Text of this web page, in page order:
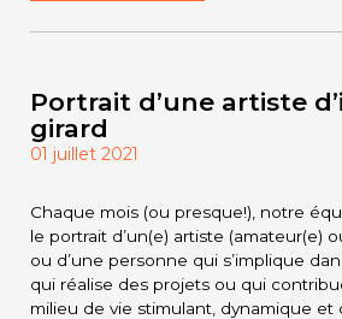
Portrait d’une artiste
girard
01 juillet 2021
Chaque mois (ou presque!), notre
le portrait d’un(e) artiste (amateur(e)
ou d’une personne qui s’implique
qui réalise des projets ou qui
milieu de vie stimulant, dynamique et